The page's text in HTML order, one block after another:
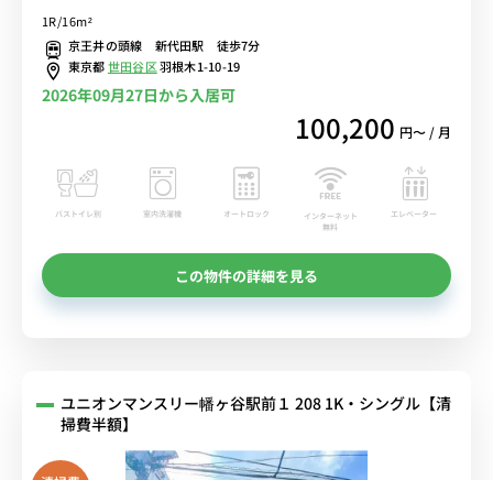
歩圏内■選べるWi-Fi格安レンタル中！
1R/16m²
京王井の頭線 新代田駅 徒歩7分
東京都世田谷区羽根木1-10-19
2026年09月27日から入居可
100,200 円〜 / 月
バストイレ別 室内洗濯機 オートロック
インターネット
無料
エレベーター
この物件の詳細を見る
ユニオンマンスリー幡ヶ谷駅前１ 208 1K・シングル【清
掃費半額】